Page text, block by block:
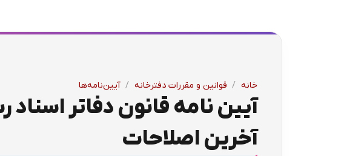
خانه / قوانین و مقررات دفترخانه / آیین‌نامه‌ها
آخرین اصلاحات